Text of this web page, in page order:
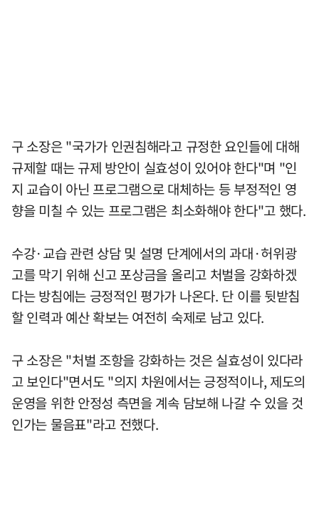
구 소장은 "국가가 인권침해라고 규정한 요인들에 대해
규제할 때는 규제 방안이 실효성이 있어야 한다"며 "인
지 교습이 아닌 프로그램으로 대체하는 등 부정적인 영
향을 미칠 수 있는 프로그램은 최소화해야 한다"고 했다.
수강·교습 관련 상담 및 설명 단계에서의 과대·허위광
고를 막기 위해 신고 포상금을 올리고 처벌을 강화하겠
다는 방침에는 긍정적인 평가가 나온다. 단 이를 뒷받침
할 인력과 예산 확보는 여전히 숙제로 남고 있다.
구 소장은 "처벌 조항을 강화하는 것은 실효성이 있다라
고 보인다"면서도 "의지 차원에서는 긍정적이나, 제도의
운영을 위한 안정성 측면을 계속 담보해 나갈 수 있을 것
인가는 물음표"라고 전했다.